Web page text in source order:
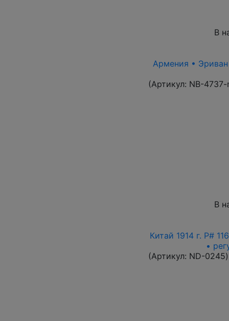
В
Армения • Эриван
(Артикул: NB-4737-
В
Китай 1914 г. P#
•
(Артикул: ND-0245)